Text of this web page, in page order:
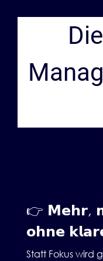
👉 𝗠𝗲𝗵𝗿,
𝗼𝗵𝗻𝗲
Statt Fokus wird